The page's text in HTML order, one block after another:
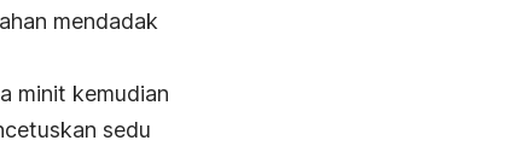
mendadak
minit kemudian
sedu